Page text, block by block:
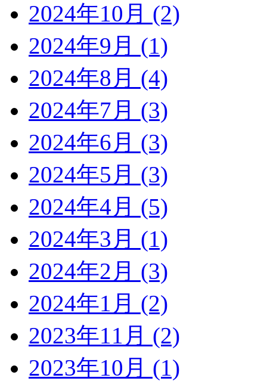
2024年10月 (2)
2024年9月 (1)
2024年8月 (4)
2024年7月 (3)
2024年6月 (3)
2024年5月 (3)
2024年4月 (5)
2024年3月 (1)
2024年2月 (3)
2024年1月 (2)
2023年11月 (2)
2023年10月 (1)